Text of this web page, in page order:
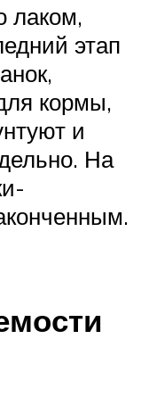
лаком,
этап
кормы,
и
На